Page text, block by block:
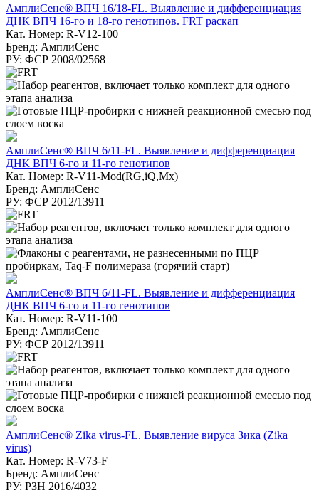
АмплиСенс® ВПЧ 16/18-FL. Выявление и дифференциация
ДНК ВПЧ 16-го и 18-го генотипов. FRT раскап
Кат. Номер: R-V12-100
Бренд: АмплиСенс
РУ: ФСР 2008/02568
АмплиСенс® ВПЧ 6/11-FL. Выявление и дифференциация
ДНК ВПЧ 6-го и 11-го генотипов
Кат. Номер: R-V11-Mod(RG,iQ,Mx)
Бренд: АмплиСенс
РУ: ФСР 2012/13911
АмплиСенс® ВПЧ 6/11-FL. Выявление и дифференциация
ДНК ВПЧ 6-го и 11-го генотипов
Кат. Номер: R-V11-100
Бренд: АмплиСенс
РУ: ФСР 2012/13911
АмплиСенс® Zika virus-FL. Выявление вируса Зика (Zika
virus)
Кат. Номер: R-V73-F
Бренд: АмплиСенс
РУ: РЗН 2016/4032